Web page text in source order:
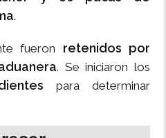
.
fueron retenidos por
. Se iniciaron los
para determinar